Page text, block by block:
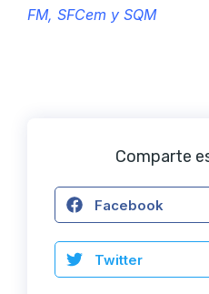
FM, SFCem y SQM
Comparte
Facebook
Twitter